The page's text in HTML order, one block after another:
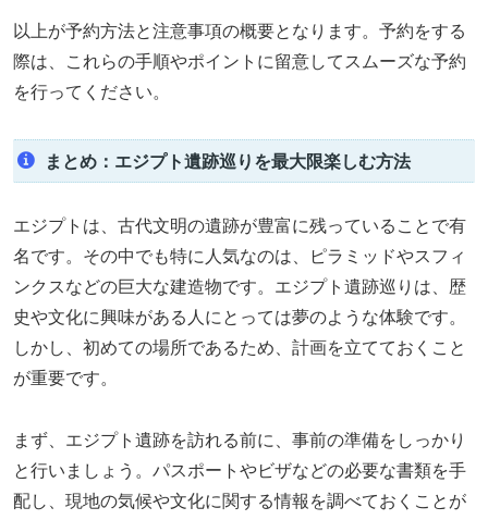
以上が予約方法と注意事項の概要となります。予約をする
際は、これらの手順やポイントに留意してスムーズな予約
を行ってください。
まとめ：エジプト遺跡巡りを最大限楽しむ方法
エジプトは、古代文明の遺跡が豊富に残っていることで有
名です。その中でも特に人気なのは、ピラミッドやスフィ
ンクスなどの巨大な建造物です。エジプト遺跡巡りは、歴
史や文化に興味がある人にとっては夢のような体験です。
しかし、初めての場所であるため、計画を立てておくこと
が重要です。
まず、エジプト遺跡を訪れる前に、事前の準備をしっかり
と行いましょう。パスポートやビザなどの必要な書類を手
配し、現地の気候や文化に関する情報を調べておくことが